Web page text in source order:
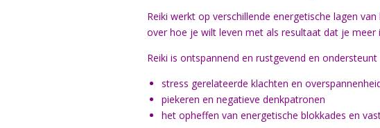
Reiki werkt op verschillende energetische lagen
over hoe je wilt leven met als resultaat dat je
Reiki is ontspannend en rustgevend en ondersteunt
stress gerelateerde klachten en
piekeren en negatieve denkpatronen
het opheffen van energetische blokkades en